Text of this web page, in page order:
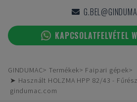
KAPCSOLATFELVÉTEL
GINDUMAC Termékek
Faipari gépek
➤ Használt HOLZMA HPP 82/43 -
gindumac.com